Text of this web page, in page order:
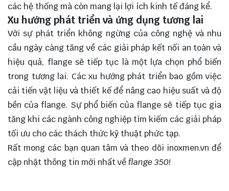
các hệ thống mà còn mang lại lợi ích kinh tế đáng kể.
Xu hướng phát triển và ứng dụng tương lai
Với sự phát triển không ngừng của công nghệ và nhu
cầu ngày càng tăng về các giải pháp kết nối an toàn và
hiệu quả, flange sẽ tiếp tục là một lựa chọn phổ biến
trong tương lai. Các xu hướng phát triển bao gồm việc
cải tiến vật liệu và thiết kế để nâng cao hiệu suất và độ
bền của flange. Sự phổ biến của flange sẽ tiếp tục gia
tăng khi các ngành công nghiệp tìm kiếm các giải pháp
tối ưu cho các thách thức kỹ thuật phức tạp.
Rất mong các bạn quan tâm và theo dõi inoxmen.vn để
cập nhật thông tin mới nhất vềflange 350!